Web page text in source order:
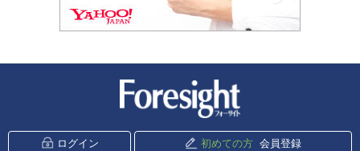
ログイン 初めての方 会員登録